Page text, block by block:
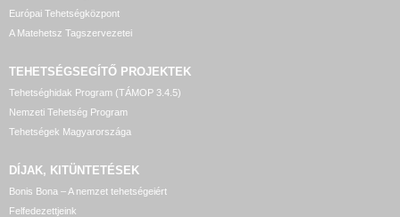
Európai Tehetségközpont
A Matehetsz Tagszervezetei
TEHETSÉGSEGÍTŐ PROJEKTEK
Tehetséghidak Program (TÁMOP 3.4.5)
Nemzeti Tehetség Program
Tehetségek Magyarországa
DÍJAK, KITÜNTETÉSEK
Bonis Bona – A nemzet tehetségeiért
Felfedezettjeink